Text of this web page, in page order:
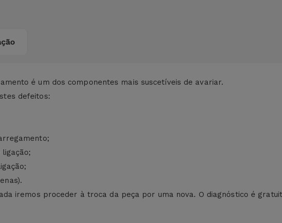
é um dos componentes mais suscetíveis de avariar.
defeitos:
iremos proceder à troca da peça por uma nova. O diagnóstico é